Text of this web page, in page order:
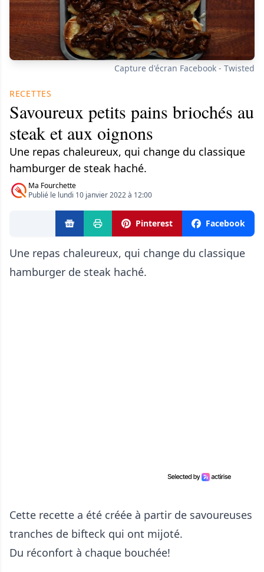
Capture d'écran Facebook - Twisted​
RECETTES
Savoureux petits pains briochés au
steak et aux oignons
Une repas chaleureux, qui change du classique
hamburger de steak haché.
Ma Fourchette
Publié le lundi 10 janvier 2022 à 12:00
Pinterest Facebook
Une repas chaleureux, qui change du classique
hamburger de steak haché.
Cette recette a été créée à partir de savoureuses
tranches de bifteck qui ont mijoté.
Du réconfort à chaque bouchée!